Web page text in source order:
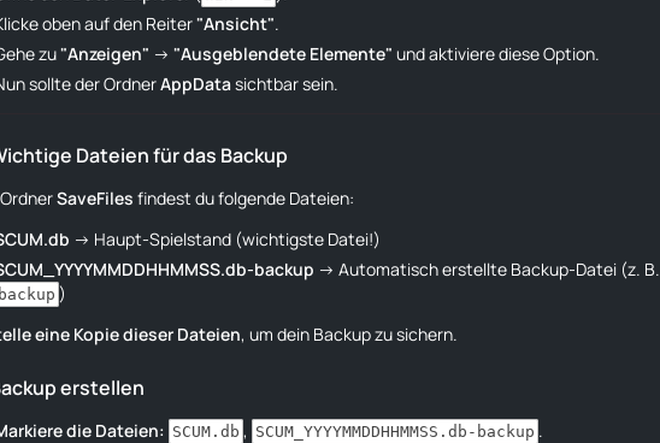
oben auf den Reiter"Ansicht".
zu"Anzeigen" →"Ausgeblendete Elemente" und aktiviere diese Option.
sollte der OrdnerAppDatasichtbar sein.
Dateien für das Backup
SaveFiles findest du folgende Dateien:
→ Haupt-Spielstand (wichtigste Datei!)
backup → Automatisch erstellte Backup-Datei (z. B.
backup )
eine Kopie dieser Dateien, um dein Backup zu sichern.
erstellen
die Dateien: SCUM.db , SCUM_YYYYMMDDHHMMSS.db-backup .